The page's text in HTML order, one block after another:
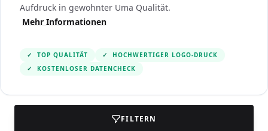
Aufdruck in gewohnter Uma Qualität.
Mehr Informationen
✓ TOP QUALITÄT ✓
HOCHWERTIGER LOGO-DRUCK
✓
KOSTENLOSER DATENCHECK
FILTERN